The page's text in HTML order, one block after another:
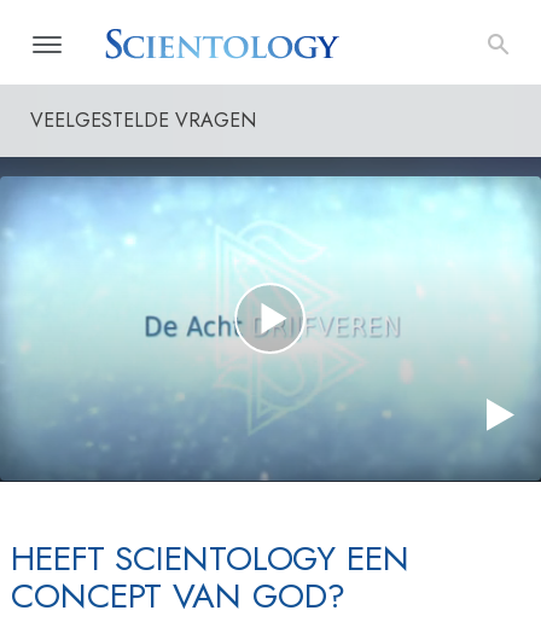
VEELGESTELDE VRAGEN
HEEFT SCIENTOLOGY EEN
CONCEPT VAN GOD?